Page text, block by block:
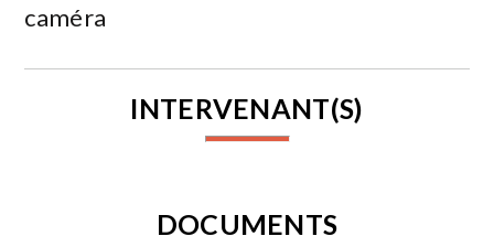
caméra
INTERVENANT(S)
DOCUMENTS